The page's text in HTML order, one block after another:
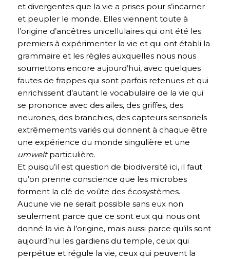
et divergentes que la vie a prises pour s’incarner
et peupler le monde. Elles viennent toute à
l’origine d’ancêtres unicellulaires qui ont été les
premiers à expérimenter la vie et qui ont établi la
grammaire et les règles auxquelles nous nous
soumettons encore aujourd’hui, avec quelques
fautes de frappes qui sont parfois retenues et qui
enrichissent d’autant le vocabulaire de la vie qui
se prononce avec des ailes, des griffes, des
neurones, des branchies, des capteurs sensoriels
extrêmements variés qui donnent à chaque être
une expérience du monde singulière et une
umweltparticulière.
Et puisqu’il est question de biodiversité ici, il faut
qu’on prenne conscience que les microbes
forment la clé de voûte des écosystèmes.
Aucune vie ne serait possible sans eux non
seulement parce que ce sont eux qui nous ont
donné la vie à l’origine, mais aussi parce qu’ils sont
aujourd’hui les gardiens du temple, ceux qui
perpétue et régule la vie, ceux qui peuvent la